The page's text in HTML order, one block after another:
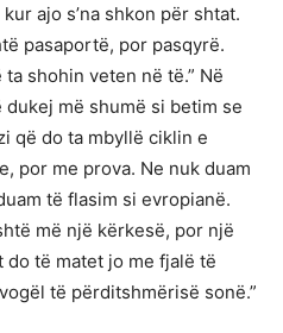
ajo s’na shkon për shtat.
pasaportë, por pasqyrë.
shohin veten në të.” Në
më shumë si betim se
që do ta mbyllë ciklin e
por me prova. Ne nuk duam
të flasim si evropianë.
më një kërkesë, por një
të matet jo me fjalë të
të përditshmërisë sonë.”